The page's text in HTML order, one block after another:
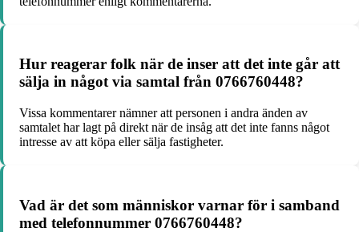
Hur reagerar folk när de inser att det inte går att
sälja in något via samtal från 0766760448?
Vissa kommentarer nämner att personen i andra änden av
samtalet har lagt på direkt när de insåg att det inte fanns något
intresse av att köpa eller sälja fastigheter.
Vad är det som människor varnar för i samband
med telefonnummer 0766760448?